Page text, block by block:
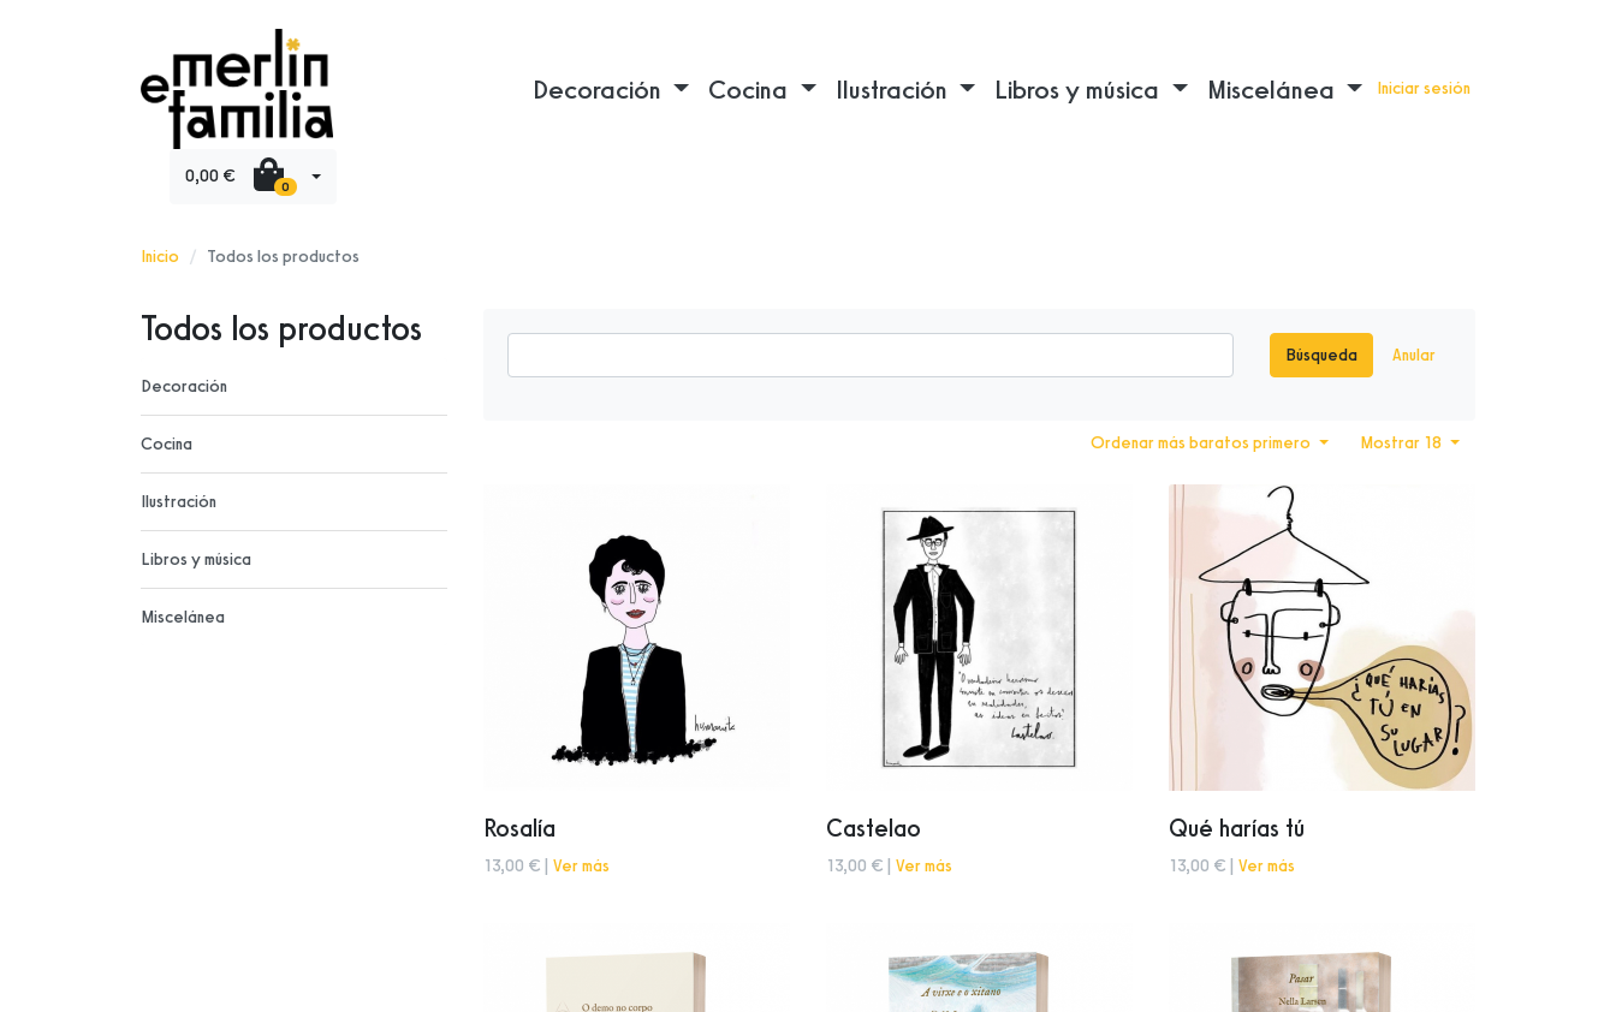
Decoración Cocina Ilustración Libros y música Miscelánea Iniciar sesión
0,00 € 0
Inicio Todos los productos
Todos los productos
Decoración
Cocina
Ilustración
Libros y música
Miscelánea
Búsqueda Anular
Mostrar 18
Ordenar más baratos primero
Rosalía
13,00 € | Ver más
Castelao
13,00 € | Ver más
Qué harías tú
13,00 € | Ver más